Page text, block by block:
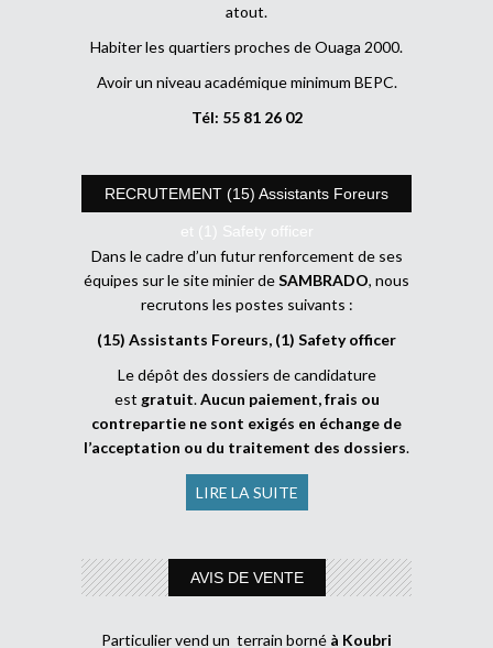
atout.
Habiter les quartiers proches de Ouaga 2000.
Avoir un niveau académique minimum BEPC.
Tél: 55 81 26 02
RECRUTEMENT (15) Assistants Foreurs
et (1) Safety officer
Dans le cadre d’un futur renforcement de ses
équipes sur le site minier deSAMBRADO, nous
recrutons les postes suivants :
(15) Assistants Foreurs, (1) Safety officer
Le dépôt des dossiers de candidature
est gratuit.Aucun paiement, frais ou
contrepartie ne sont exigés en échange de
l’acceptation ou du traitement des dossiers.
LIRE LA SUITE
AVIS DE VENTE
Particulier vend un terrain borné à Koubri